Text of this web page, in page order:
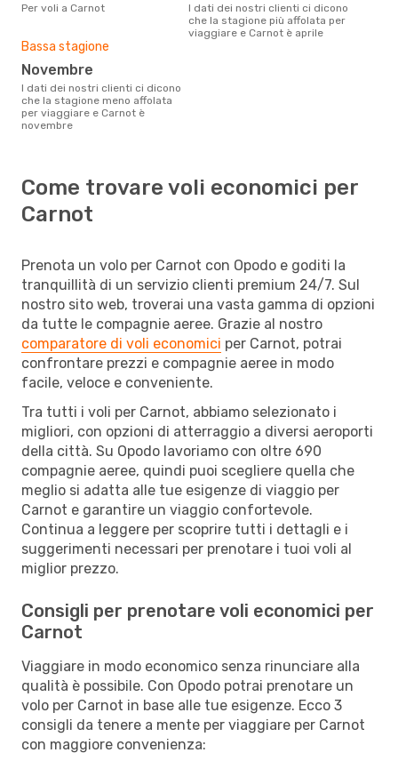
Per voli a Carnot
I dati dei nostri clienti ci dicono
che la stagione più affolata per
viaggiare e Carnot è aprile
Bassa stagione
novembre
I dati dei nostri clienti ci dicono
che la stagione meno affolata
per viaggiare e Carnot è
novembre
Come trovare voli economici per
Carnot
Prenota un volo per Carnot con Opodo e goditi la
tranquillità di un servizio clienti premium 24/7. Sul
nostro sito web, troverai una vasta gamma di opzioni
da tutte le compagnie aeree. Grazie al nostro
comparatore di voli economici per Carnot, potrai
confrontare prezzi e compagnie aeree in modo
facile, veloce e conveniente.
Tra tutti i voli per Carnot, abbiamo selezionato i
migliori, con opzioni di atterraggio a diversi aeroporti
della città. Su Opodo lavoriamo con oltre 690
compagnie aeree, quindi puoi scegliere quella che
meglio si adatta alle tue esigenze di viaggio per
Carnot e garantire un viaggio confortevole.
Continua a leggere per scoprire tutti i dettagli e i
suggerimenti necessari per prenotare i tuoi voli al
miglior prezzo.
Consigli per prenotare voli economici per
Carnot
Viaggiare in modo economico senza rinunciare alla
qualità è possibile. Con Opodo potrai prenotare un
volo per Carnot in base alle tue esigenze. Ecco 3
consigli da tenere a mente per viaggiare per Carnot
con maggiore convenienza: